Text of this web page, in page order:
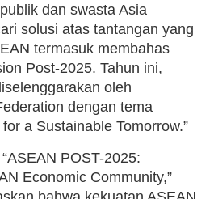
dan swasta Asia
solusi atas tantangan yang
termasuk membahas
Post-2025. Tahun ini,
oleh
dengan tema
a Sustainable Tomorrow.”
POST-2025:
Economic Community,”